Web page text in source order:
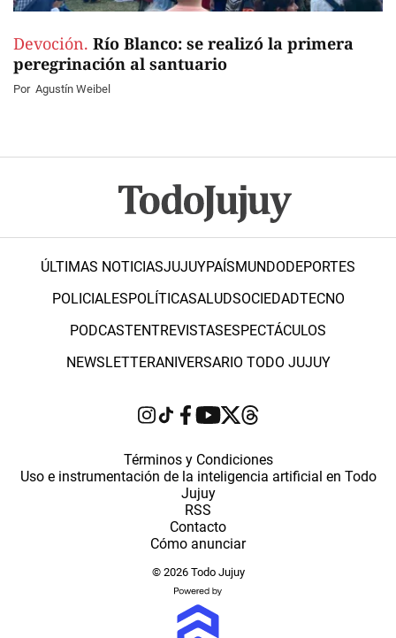
Devoción. Río Blanco: se realizó la primera
peregrinación al santuario
Por Agustín Weibel
ÚLTIMAS NOTICIASJUJUYPAÍSMUNDODEPORTES
POLICIALESPOLÍTICASALUDSOCIEDADTECNO
PODCASTENTREVISTASESPECTÁCULOS
NEWSLETTERANIVERSARIO TODO JUJUY
Términos y Condiciones
Uso e instrumentación de la inteligencia artificial en Todo
Jujuy
RSS
Contacto
Cómo anunciar
© 2026 Todo Jujuy